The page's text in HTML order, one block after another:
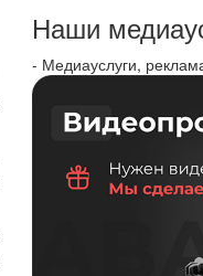
Наши
- Медиауслуги,